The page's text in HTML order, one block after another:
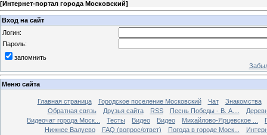
[Интернет-портал города Московский]
Вход на сайт
Логин:
Пароль:
запомнить
Меню сайта
Главная страница Городское поселение Московский Чат
Знакомства
Обратная связь
Друзья сайта RSS Песнь Победы - В. А....
Видеочат города Моск...
Тесты Видео Видео Михайлово-Ярцевское ...
Нижнее Валуево
FAQ (вопрос/ответ) Погода в городе Моск...